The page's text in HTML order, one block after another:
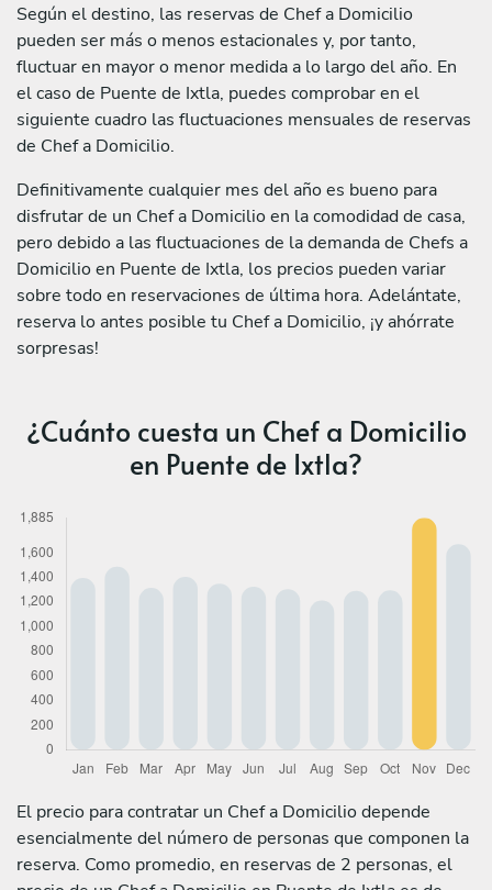
Según el destino, las reservas de Chef a Domicilio
pueden ser más o menos estacionales y, por tanto,
fluctuar en mayor o menor medida a lo largo del año. En
el caso de Puente de Ixtla, puedes comprobar en el
siguiente cuadro las fluctuaciones mensuales de reservas
de Chef a Domicilio.
Definitivamente cualquier mes del año es bueno para
disfrutar de un Chef a Domicilio en la comodidad de casa,
pero debido a las fluctuaciones de la demanda de Chefs a
Domicilio en Puente de Ixtla, los precios pueden variar
sobre todo en reservaciones de última hora. Adelántate,
reserva lo antes posible tu Chef a Domicilio, ¡y ahórrate
sorpresas!
¿Cuánto cuesta un Chef a Domicilio
en Puente de Ixtla?
El precio para contratar un Chef a Domicilio depende
esencialmente del número de personas que componen la
reserva. Como promedio, en reservas de 2 personas, el